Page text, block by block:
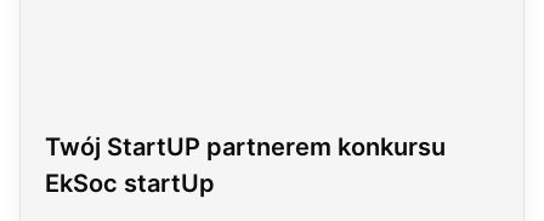
Twój StartUP partnerem konkursu
EkSoc startUp